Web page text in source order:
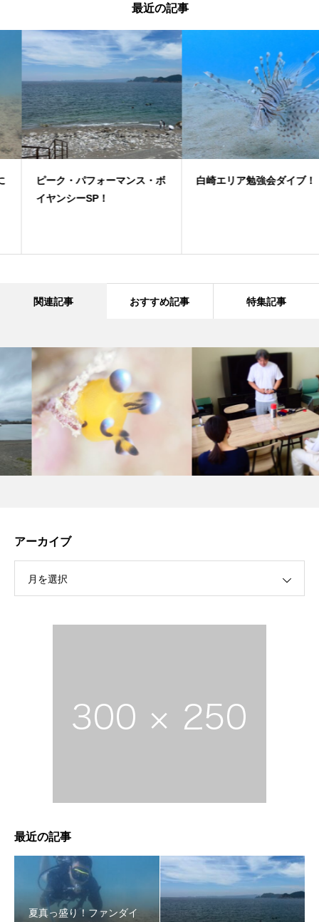
最近の記事
ピーク・パフォーマンス・ボ
イヤンシーSP！
白崎エリア勉強会ダイブ！
関連記事 おすすめ記事 特集記事
アーカイブ
月を選択
最近の記事
夏真っ盛り！ファンダイ